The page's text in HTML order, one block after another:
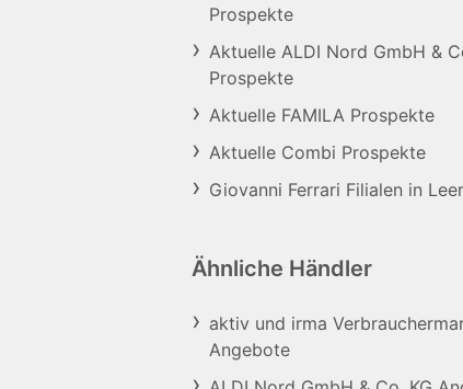
Prospekte
Aktuelle ALDI Nord GmbH &
Prospekte
Aktuelle FAMILA Prospekte
Aktuelle Combi Prospekte
Giovanni Ferrari Filialen in Leer
Ähnliche Händler
aktiv und irma
Angebote